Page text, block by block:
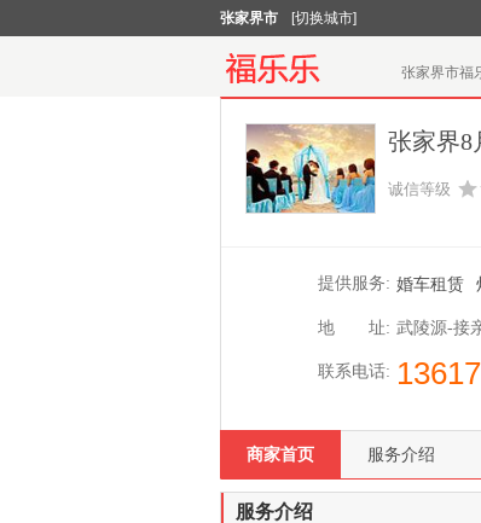
张家界市 [切换城市]
张家界市福
张家界8
诚信等级
提供服务: 婚车租赁
地 址: 武陵源-接
联系电话:
商家首页 服务介绍
服务介绍